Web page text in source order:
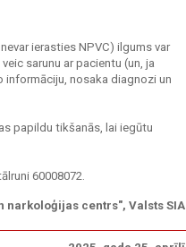
ierasties NPVC) ilgums var
sarunu ar pacientu (un, ja
informāciju, nosaka diagnozi un
papildu tikšanās, lai iegūtu
60008072.
narkoloģijas centrs", Valsts SIA